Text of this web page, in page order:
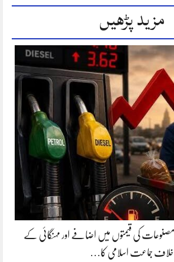
مزید پڑھیں
مصنوعات کی قیمتوں میں اضافے اور مہنگائی کے
خلاف جماعت اسلامی کا…